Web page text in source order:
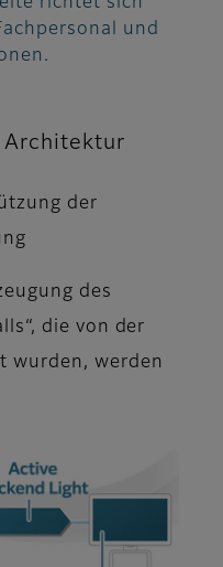
und
Architektur
der
des
die von der
wurden, werden